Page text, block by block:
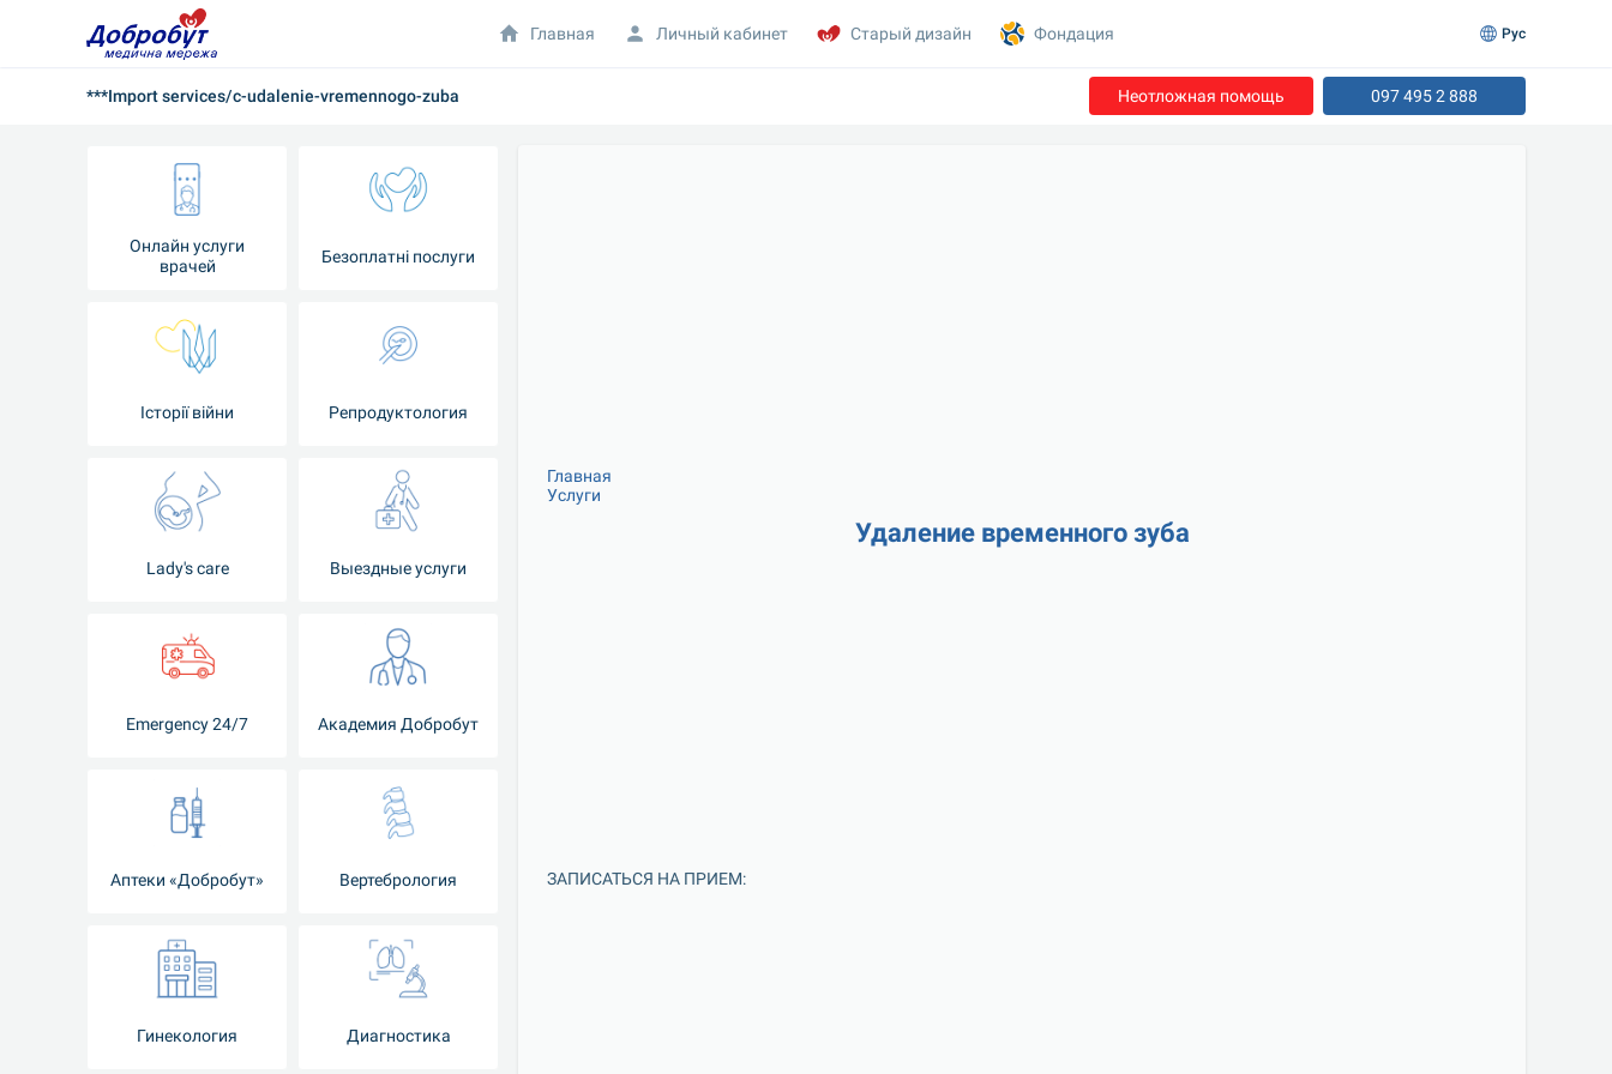
***Import services/c-udalenie-vremennogo-zuba Неотложная помощь 097 495 2 888
Онлайн услуги
врачей
Безоплатні послуги
Iсторії війни Репродуктология
Lady's care Выездные услуги
Emergency 24/7 Академия Добробут
Аптеки «Добробут» Вертебрология
Гинекология Диагностика
Главная
Услуги
Удаление временного зуба
ЗАПИСАТЬСЯ НА ПРИЕМ:
Главная Личный кабинет Старый дизайн Фондация Рус